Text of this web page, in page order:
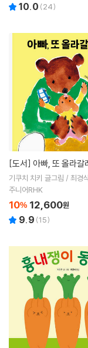
10.0 (24)
[도서] 아빠, 또 올라갈
기쿠치 치키 글그림 / 최경
주니어RHK
10% 12,600원
9.9 (15)